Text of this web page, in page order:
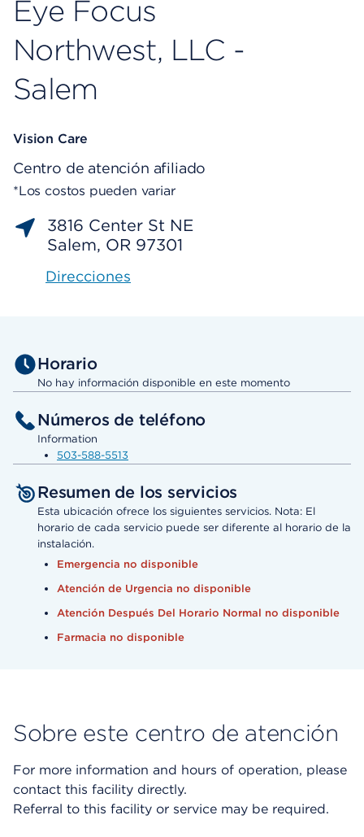
Eye Focus
Northwest, LLC -
Salem
Vision Care
Centro de atención afiliado
*Los costos pueden variar
3816 Center St NE
Salem, OR 97301
Direcciones
Horario
No hay información disponible en este momento
Números de teléfono
Information
503-588-5513
Resumen de los servicios
Esta ubicación ofrece los siguientes servicios. Nota: El
horario de cada servicio puede ser diferente al horario de la
instalación.
Emergencia no disponible
Atención de Urgencia no disponible
Atención Después Del Horario Normal no disponible
Farmacia no disponible
Sobre este centro de atención
For more information and hours of operation, please
contact this facility directly.
Referral to this facility or service may be required.